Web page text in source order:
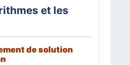
et les
de solution